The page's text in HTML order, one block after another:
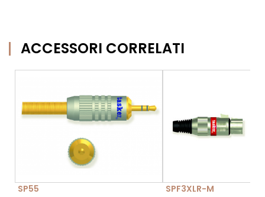
ACCESSORI CORRELATI
SP55
SPF3XLR-M